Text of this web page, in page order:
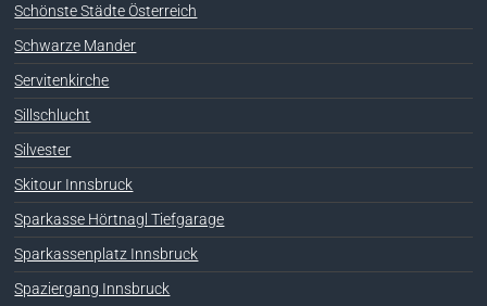
Schönste Städte Österreich
Schwarze Mander
Servitenkirche
Sillschlucht
Silvester
Skitour Innsbruck
Sparkasse Hörtnagl Tiefgarage
Sparkassenplatz Innsbruck
Spaziergang Innsbruck